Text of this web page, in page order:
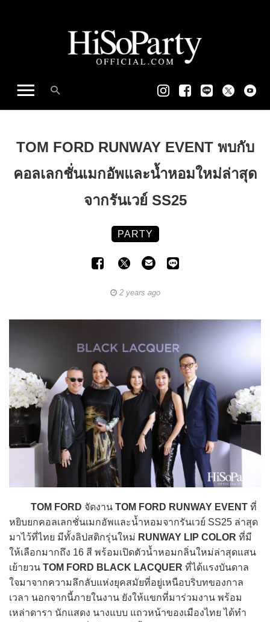
TOM FORD RUNWAY EVENT พบกับ
คอลเลกชั่นเมกอัพและน้ำหอมใหม่ล่าสุด
จากรันเวย์ SS25
PARTY
2 years ago
TOM FORD จัดงาน TOM FORD RUNWAY EVENT ที่
หยิบยกคอลเลกชั่นเมกอัพและน้ำหอมจากรันเวย์ SS25 ล่าสุด
มาไว้ที่ไทย มีทั้งลิปสติกรุ่นใหม่ RUNWAY LIP COLOR ที่มี
ให้เลือกมากถึง 16 สี พร้อมเปิดตัวน้ำหอมกลิ่นใหม่ล่าสุดแสน
เย้ายวน TOM FORD BLACK LACQUER ที่ได้แรงบันดาล
ใจมาจากความลึกลับแห่งยุคสมัยที่อยู่เหนือบริบทของกาล
เวลา นอกจากนี้ภายในงาน ยังให้แขกที่มาร่วมงาน พร้อม
เหล่าดารา นักแสดง นางแบบ แถวหน้าของเมืองไทย ได้ทำ